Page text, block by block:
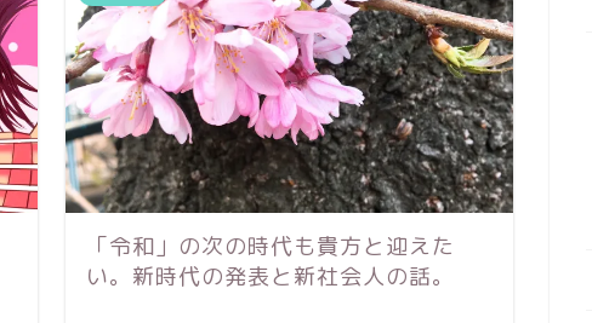
「令和」の次の時代も貴方と迎えた
い。新時代の発表と新社会人の話。